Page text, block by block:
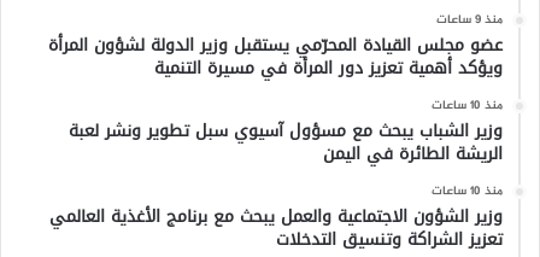
منذ 9 ساعات
عضو مجلس القيادة المحرّمي يستقبل وزير الدولة لشؤون المرأة
ويؤكد أهمية تعزيز دور المرأة في مسيرة التنمية
منذ 10 ساعات
وزير الشباب يبحث مع مسؤول آسيوي سبل تطوير ونشر لعبة
الريشة الطائرة في اليمن
منذ 10 ساعات
وزير الشؤون الاجتماعية والعمل يبحث مع برنامج الأغذية العالمي
تعزيز الشراكة وتنسيق التدخلات